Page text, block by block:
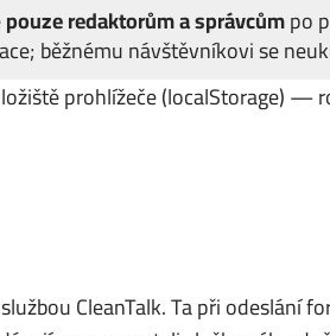
pouze redaktorům a správcůmpo
běžnému návštěvníkovi se
prohlížeče (localStorage) —
CleanTalk. Ta při odeslání